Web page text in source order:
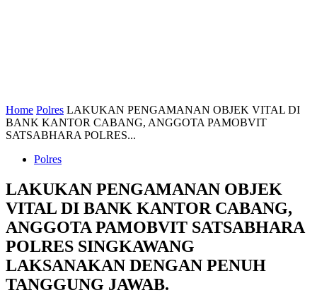
Home Polres LAKUKAN PENGAMANAN OBJEK VITAL DI
BANK KANTOR CABANG, ANGGOTA PAMOBVIT
SATSABHARA POLRES...
Polres
LAKUKAN PENGAMANAN OBJEK
VITAL DI BANK KANTOR CABANG,
ANGGOTA PAMOBVIT SATSABHARA
POLRES SINGKAWANG
LAKSANAKAN DENGAN PENUH
TANGGUNG JAWAB.